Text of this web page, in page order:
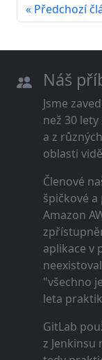
« Předchozí
Náš
Jsme
než 30
a z
oblasti
Členové
špičkové
Amazon
aplikace v
"všechno
leta
GitLab
z Jenkinsu